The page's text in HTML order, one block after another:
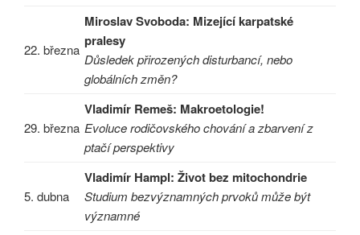
22. března
Miroslav Svoboda: Mizející karpatské
pralesy
Důsledek přirozených disturbancí, nebo
globálních změn?
29. března
Vladimír Remeš: Makroetologie!
Evoluce rodičovského chování a zbarvení z
ptačí perspektivy
5. dubna
Vladimír Hampl: Život bez mitochondrie
Studium bezvýznamných prvoků může být
významné